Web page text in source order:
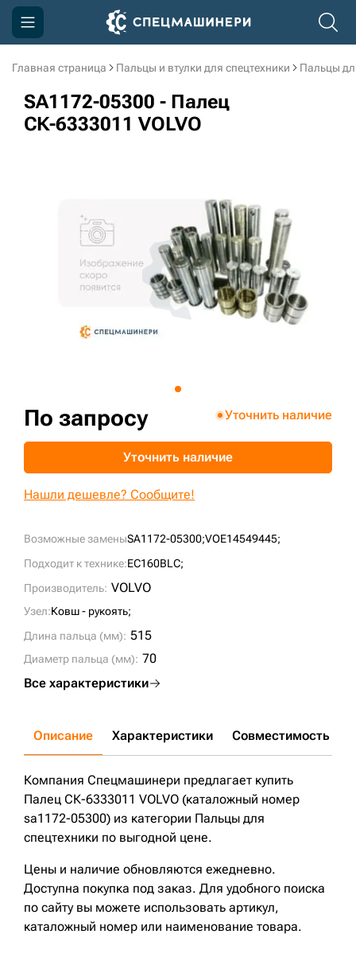
Главная страница Пальцы и втулки для спецтехники Пальцы
SA1172-05300 - Палец
СК-6333011 VOLVO
Возможные заменыSA1172-05300;VOE14549445;
Подходит к технике:EC160BLC;
Производитель: VOLVO
Узел:Ковш - рукоять;
Длина пальца (мм): 515
Диаметр пальца (мм): 70
Все характеристики
По запросу Уточнить наличие
Уточнить наличие
Нашли дешевле? Сообщите!
Описание Характеристики Совместимость
Компания Спецмашинери предлагает купить
Палец СК-6333011 VOLVO (каталожный номер
sa1172-05300) из категории Пальцы для
спецтехники по выгодной цене.
Цены и наличие обновляются ежедневно.
Доступна покупка под заказ. Для удобного поиска
по сайту вы можете использовать артикул,
каталожный номер или наименование товара.
Компания
Акции
3D тур по производству
3D тур по складам
sksale@skdst.ru